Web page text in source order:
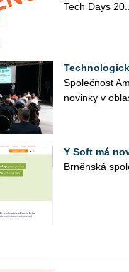
Tech Days
Spo­leč­nost
no­vin­ky v
Y Soft má
Brněnská